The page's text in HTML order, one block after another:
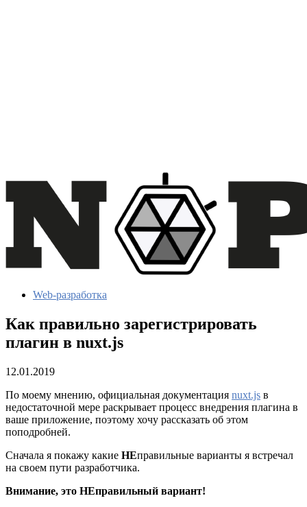
Web-разработка
Как правильно зарегистрировать
плагин в nuxt.js
12.01.2019
По моему мнению, официальная документация nuxt.js в
недостаточной мере раскрывает процесс внедрения плагина в
ваше приложение, поэтому хочу рассказать об этом
поподробней.
Cначала я покажу какие НЕправильные варианты я встречал
на своем пути разработчика.
Внимание, это НЕправильный вариант!